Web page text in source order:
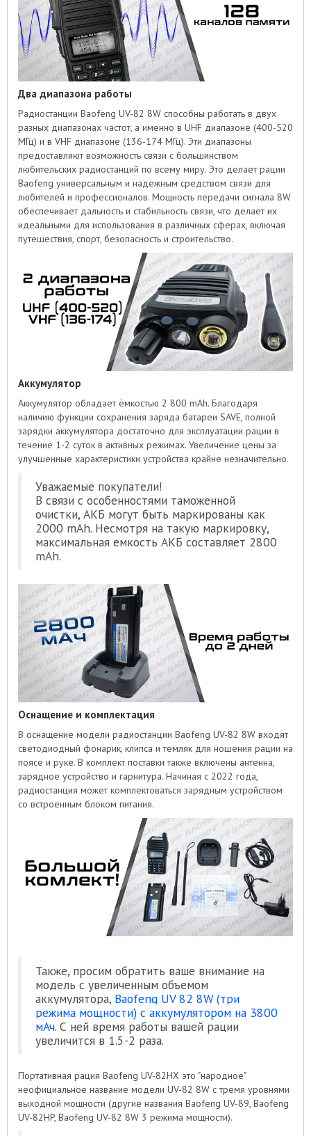
Два диапазона работы
Радиостанции Baofeng UV-82 8W способны работать в двух
разных диапазонах частот, а именно в UHF диапазоне (400-520
МГц) и в VHF диапазоне (136-174 МГц). Эти диапазоны
предоставляют возможность связи с большинством
любительских радиостанций по всему миру. Это делает рации
Baofeng универсальным и надежным средством связи для
любителей и профессионалов. Мощность передачи сигнала 8W
обеспечивает дальность и стабильность связи, что делает их
идеальными для использования в различных сферах, включая
путешествия, спорт, безопасность и строительство.
Аккумулятор
Аккумулятор обладает ёмкостью 2 800 mAh. Благодаря
наличию функции сохранения заряда батареи SAVE, полной
зарядки аккумулятора достаточно для эксплуатации рации в
течение 1-2 суток в активных режимах. Увеличение цены за
улучшенные характеристики устройства крайне незначительно.
Уважаемые покупатели!
В связи с особенностями таможенной
очистки, АКБ могут быть маркированы как
2000 mAh. Несмотря на такую маркировку,
максимальная емкость АКБ составляет 2800
mAh.
Оснащение и комплектация
В оснащение модели радиостанции Baofeng UV-82 8W входят
светодиодный фонарик, клипса и темляк для ношения рации на
поясе и руке. В комплект поставки также включены антенна,
зарядное устройство и гарнитура. Начиная с 2022 года,
радиостанция может комплектоваться зарядным устройством
со встроенным блоком питания.
Также, просим обратить ваше внимание на
модель с увеличенным объемом
аккумулятора, Baofeng UV 82 8W (три
режима мощности) с аккумулятором на 3800
мАч. С ней время работы вашей рации
увеличится в 1.5-2 раза.
Портативная рация Baofeng UV-82HX это "народное"
неофициальное название модели UV-82 8W с тремя уровнями
выходной мощности (другие названия Baofeng UV-89, Baofeng
UV-82HP, Baofeng UV-82 8W 3 режима мощности).